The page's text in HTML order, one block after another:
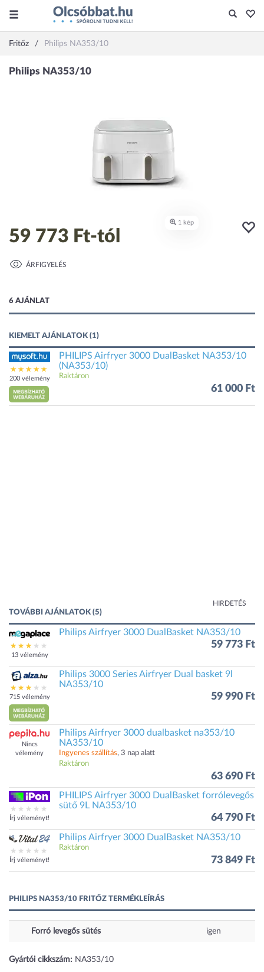
Fritőz Philips NA353/10
59 773 Ft-tól
ÁRFIGYELÉS
6 AJÁNLAT
KIEMELT AJÁNLATOK (1)
200 vélemény
PHILIPS Airfryer 3000 DualBasket NA353/10
(NA353/10)
Raktáron
61 000 Ft
HIRDETÉS
TOVÁBBI AJÁNLATOK (5)
13 vélemény
Philips Airfryer 3000 DualBasket NA353/10
59 773 Ft
715 vélemény
Philips 3000 Series Airfryer Dual basket 9l
NA353/10
59 990 Ft
Nincs
vélemény
Philips Airfryer 3000 dualbasket na353/10
NA353/10
Ingyenes szállítás, 3 nap alatt
Raktáron
63 690 Ft
Írj véleményt!
PHILIPS Airfryer 3000 DualBasket forrólevegős
sütő 9L NA353/10
64 790 Ft
Írj véleményt!
Philips Airfryer 3000 DualBasket NA353/10
Raktáron
73 849 Ft
PHILIPS NA353/10 FRITŐZ TERMÉKLEÍRÁS
Forró levegős sütés igen
Gyártói cikkszám: NA353/10